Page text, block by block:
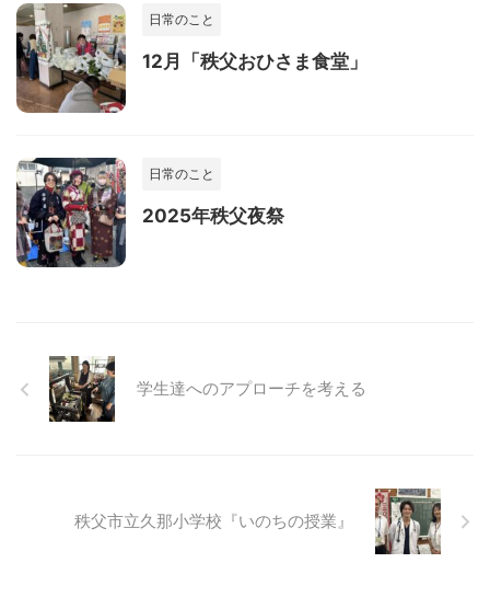
日常のこと
12月「秩父おひさま食堂」
日常のこと
2025年秩父夜祭
学生達へのアプローチを考える
秩父市立久那小学校『いのちの授業』